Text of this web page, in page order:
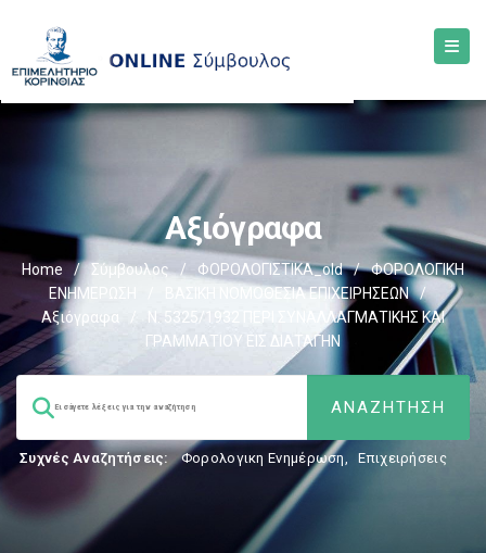
Αξιόγραφα
Home / Σύμβουλος / ΦΟΡΟΛΟΓΙΣΤΙΚΑ_old /
ΦΟΡΟΛΟΓΙΚΗ
ΕΝΗΜΕΡΩΣΗ
ΒΑΣΙΚΗ ΝΟΜΟΘΕΣΙΑ ΕΠΙΧΕΙΡΗΣΕΩΝ
/
Αξιόγραφα
/
Ν. 5325/1932 ΠΕΡΙ ΣΥΝΑΛΛΑΓΜΑΤΙΚΗΣ ΚΑΙ
ΓΡΑΜΜΑΤΙΟΥ ΕΙΣ ΔΙΑΤΑΓΗΝ
Συχνές Αναζητήσεις: Φορολογικη Ενημέρωση, Επιχειρήσεις